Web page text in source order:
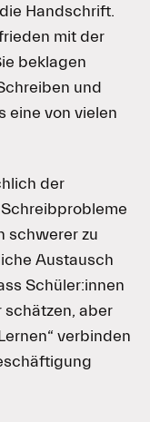
Handschrift.
mit der
beklagen
und
eine von vielen
der
schwerer zu
Austausch
Schüler:innen
schätzen, aber
verbinden